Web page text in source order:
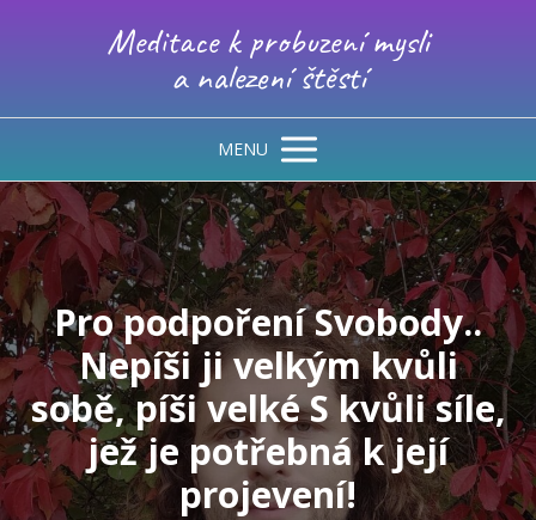
Meditace k probuzení mysli
a nalezení štěstí
MENU
Pro podpoření Svobody..
Nepíši ji velkým kvůli
sobě, píši velké S kvůli síle,
jež je potřebná k její
projevení!